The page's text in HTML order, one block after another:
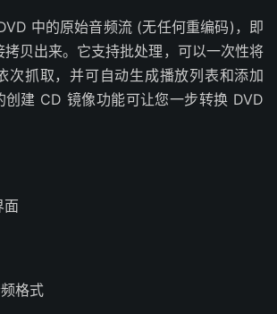
中的原始音频流 (无任何重编码)，即
拷贝出来。它支持批处理，可以一次性将
次抓取，并可自动生成播放列表和添加
创建 CD 镜像功能可让您一步转换 DVD
面
格式